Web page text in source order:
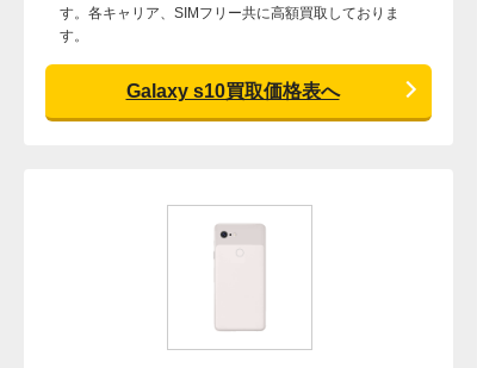
す。各キャリア、SIMフリー共に高額買取しておりま
す。
Galaxy s10買取価格表へ